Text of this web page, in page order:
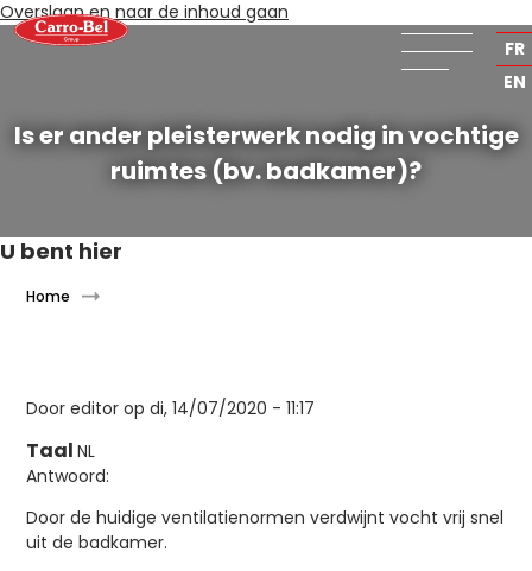
FR
EN
Overslaan en naar de inhoud gaan
Is er ander pleisterwerk nodig in vochtige
ruimtes (bv. badkamer)?
U bent hier
Home
Dooreditor op di, 14/07/2020 - 11:17
TaalNL
Antwoord:
Door de huidige ventilatienormen verdwijnt vocht vrij snel
uit de badkamer.